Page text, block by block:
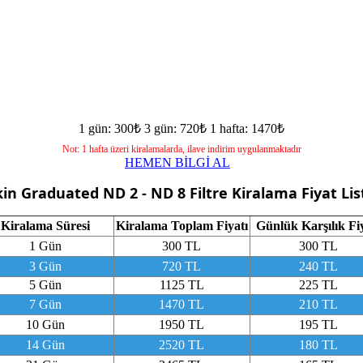
1 gün: 300₺ 3 gün: 720₺ 1 hafta: 1470₺
Not: 1 hafta üzeri kiralamalarda, ilave indirim uygulanmaktadır
HEMEN BİLGİ AL
Graduated ND 2 - ND 8 Filtre Kiralama Fiyat
Kiralama Süresi Kiralama Toplam Fiyatı
Günlük Karşılık
1 Gün
300 TL
300 TL
3 Gün
720 TL
240 TL
5 Gün
1125 TL
225 TL
7 Gün
1470 TL
210 TL
10 Gün
1950 TL
195 TL
14 Gün
2520 TL
180 TL